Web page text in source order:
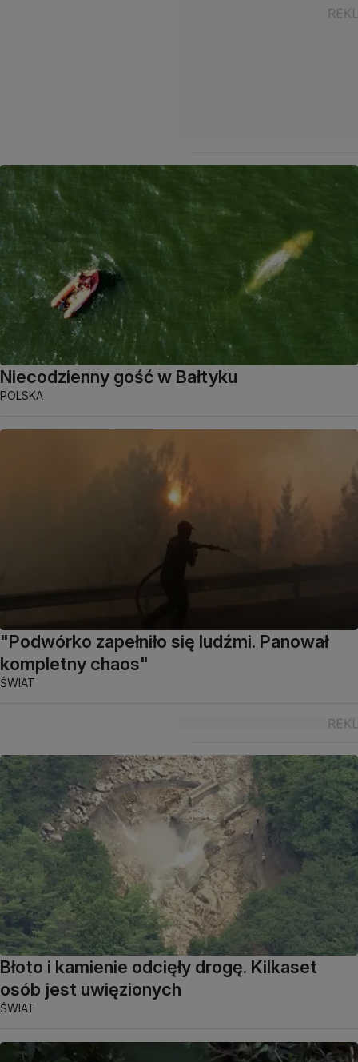
Niecodzienny gość w Bałtyku
POLSKA
"Podwórko zapełniło się ludźmi. Panował
kompletny chaos"
ŚWIAT
Błoto i kamienie odcięły drogę. Kilkaset
osób jest uwięzionych
ŚWIAT